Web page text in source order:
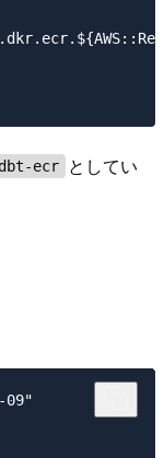
ecr
としてい
09"